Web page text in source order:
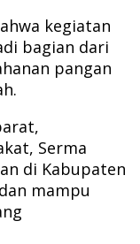
kegiatan
bagian dari
pangan
Serma
di Kabupaten
mampu